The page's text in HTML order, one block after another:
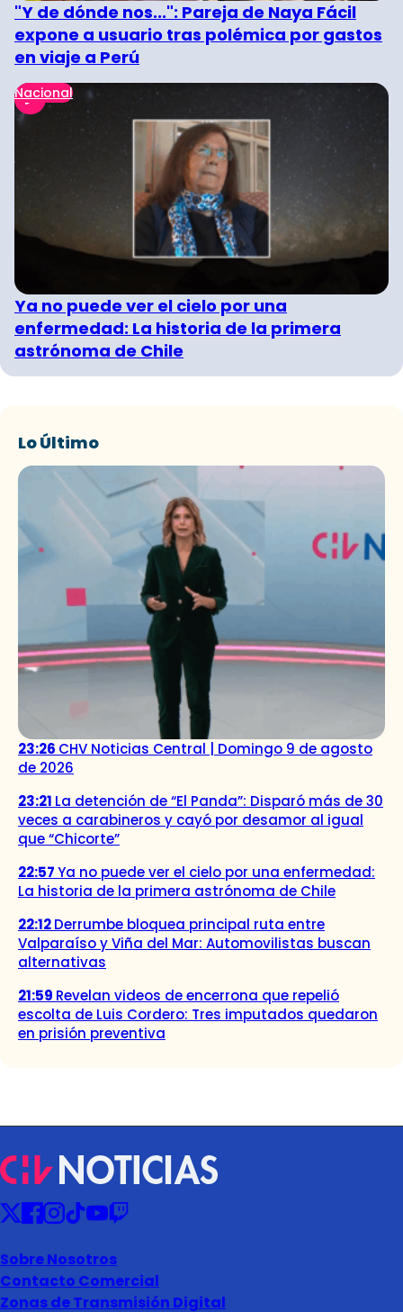
"Y de dónde nos...": Pareja de Naya Fácil
expone a usuario tras polémica por gastos
en viaje a Perú
Nacional
Ya no puede ver el cielo por una
enfermedad: La historia de la primera
astrónoma de Chile
Lo Último
23:26 CHV Noticias Central | Domingo 9 de agosto
de 2026
23:21 La detención de “El Panda”: Disparó más de 30
veces a carabineros y cayó por desamor al igual
que “Chicorte”
22:57Ya no puede ver el cielo por una enfermedad:
La historia de la primera astrónoma de Chile
22:12Derrumbe bloquea principal ruta entre
Valparaíso y Viña del Mar: Automovilistas buscan
alternativas
21:59 Revelan videos de encerrona que repelió
escolta de Luis Cordero: Tres imputados quedaron
en prisión preventiva
Sobre Nosotros
Contacto Comercial
Zonas de Transmisión Digital